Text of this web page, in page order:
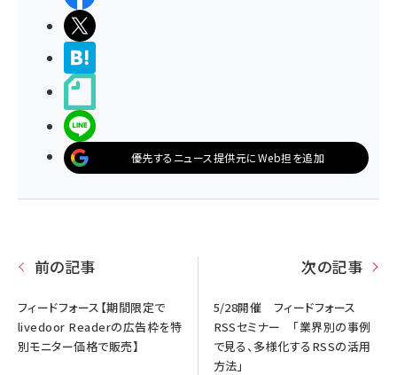
優先するニュース提供元にWeb担を追加
前の記事
フィードフォース【期間限定で
livedoor Readerの広告枠を特
別モニター価格で販売】
次の記事
5/28開催 フィードフォース
RSSセミナー 「業界別の事例
で見る、多様化するRSSの活用
方法」